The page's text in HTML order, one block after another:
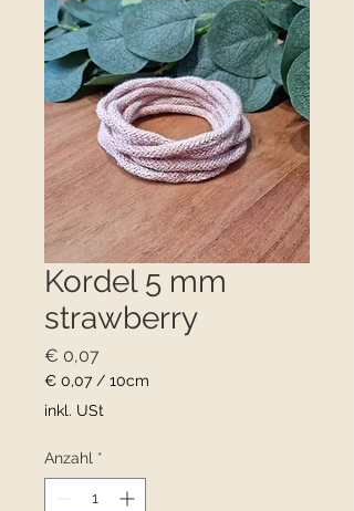
Kordel 5 mm
strawberry
€ 0,07
€ 0,07 / 10cm
€ 0,07
Zentimeter
inkl. USt
Anzahl *